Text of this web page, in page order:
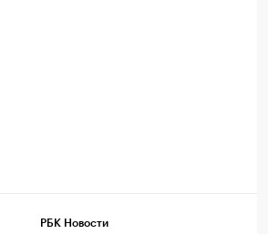
РБК Новости